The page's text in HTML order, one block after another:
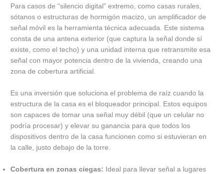
Para casos de “silencio digital” extremo, como casas rurales,
sótanos o estructuras de hormigón macizo, un amplificador de
señal móvil es la herramienta técnica adecuada. Este sistema
consta de una antena exterior (que captura la señal donde sí
existe, como el techo) y una unidad interna que retransmite esa
señal con mayor potencia dentro de la vivienda, creando una
zona de cobertura artificial.
Es una inversión que soluciona el problema de raíz cuando la
estructura de la casa es el bloqueador principal. Estos equipos
son capaces de tomar una señal muy débil (que un celular no
podría procesar) y elevar su ganancia para que todos los
dispositivos dentro de la casa funcionen como si estuvieran en
la calle, justo debajo de la torre.
Cobertura en zonas ciegas: Ideal para llevar señal a lugares